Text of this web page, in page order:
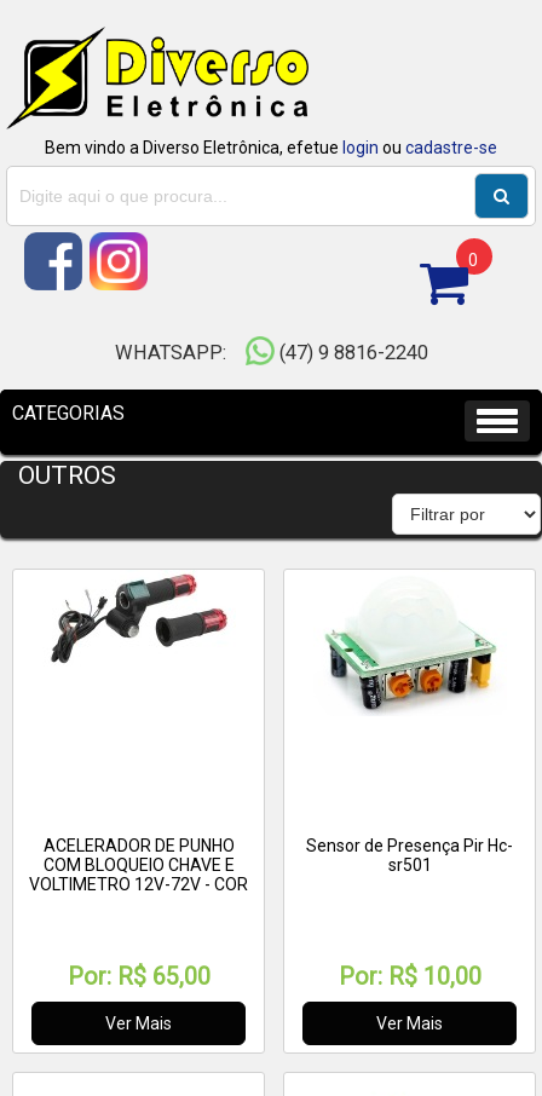
Bem vindo a Diverso Eletrônica, efetue login ou cadastre-se
0
WHATSAPP: (47) 9 8816-2240
OUTROS
ACELERADOR DE PUNHO
COM BLOQUEIO CHAVE E
VOLTIMETRO 12V-72V - COR
Por: R$ 65,00
Ver Mais
Sensor de Presença Pir Hc-
sr501
Por: R$ 10,00
Ver Mais